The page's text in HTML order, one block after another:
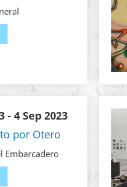
- 4 Sep 2023
por Otero
Embarcadero